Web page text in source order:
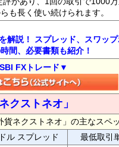
も長く使い続けられます。
解説！ スプレッド、スワッ
間、必要書類も紹介！
FXトレード▼
クストネオ」
貨ネクストネオ」の主なスペ
ル スプレッド 最低取引